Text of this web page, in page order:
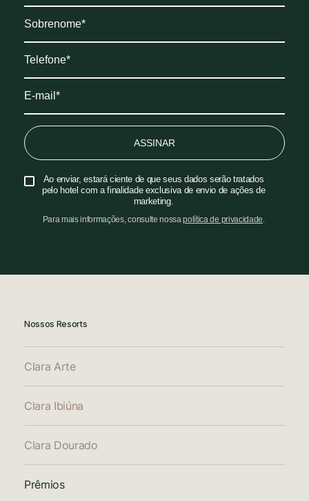
ASSINAR
Ao enviar, estará ciente de que seus dados serão tratados
pelo hotel com a finalidade exclusiva de envio de ações de
marketing.
Para mais informações, consulte nossapolítica de privacidade.
Nossos Resorts
Clara Arte
Clara Ibiúna
Clara Dourado
Prêmios